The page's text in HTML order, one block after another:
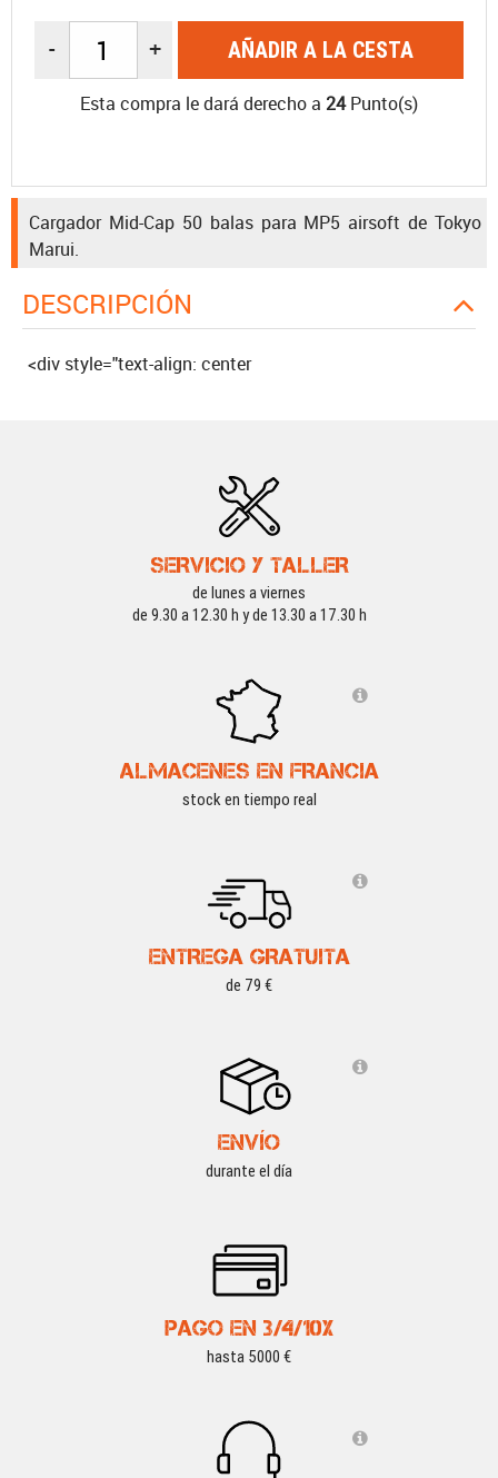
- + AÑADIR A LA CESTA
Esta compra le dará derecho a 24Punto(s)
Cargador Mid-Cap 50 balas para MP5 airsoft de Tokyo
Marui.
DESCRIPCIÓN
<div style="text-align: center
SERVICIO Y TALLER
de lunes a viernes
de 9.30 a 12.30 h y de 13.30 a 17.30 h
ALMACENES EN FRANCIA
stock en tiempo real
ENTREGA GRATUITA
de 79 €
ENVÍO
durante el día
PAGO EN 3/4/10X
hasta 5000 €